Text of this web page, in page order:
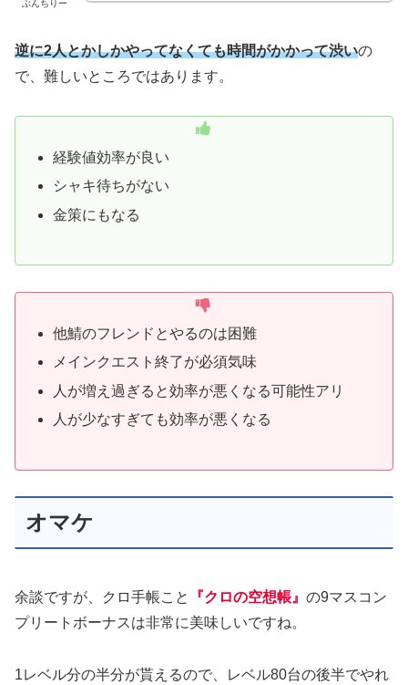
ぶんちりー
逆に2人とかしかやってなくても時間がかかって渋いの
で、難しいところではあります。
経験値効率が良い
シャキ待ちがない
金策にもなる
他鯖のフレンドとやるのは困難
メインクエスト終了が必須気味
人が増え過ぎると効率が悪くなる可能性アリ
人が少なすぎても効率が悪くなる
オマケ
余談ですが、クロ手帳こと 『クロの空想帳』 の9マスコン
プリートボーナスは非常に美味しいですね。
1レベル分の半分が貰えるので、レベル80台の後半でやれ